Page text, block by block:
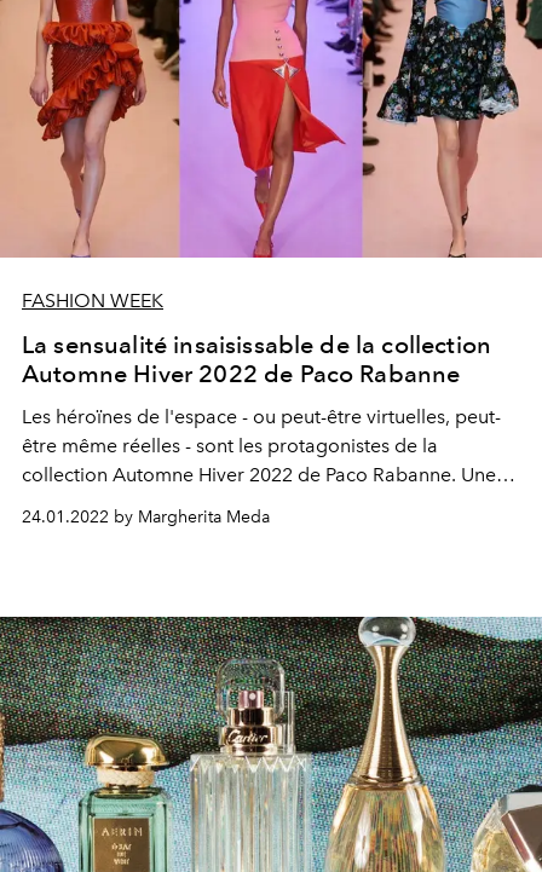
comme "chaos chromatique".Force et sensualité se
conjuguent dans les robes : entre latex et dentelle
contrastée, résille métallisée, touches de couleur,
imprimés fleuris juxtaposés à des clous. Et enfin, des
écharpes en maille métallique nouées sous le cou, les
coiffes appelées fichu, rappelant l'armure des guerriers.
FASHION WEEK
La sensualité insaisissable de la collection
Automne Hiver 2022 de Paco Rabanne
Les héroïnes de l'espace - ou peut-être virtuelles, peut-
être même réelles - sont les protagonistes de la
collection Automne Hiver 2022 de Paco Rabanne. Une
de contrastes inattendus et
24.01.2022 by Margherita Meda